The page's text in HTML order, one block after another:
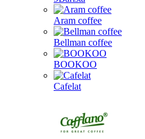
Aram coffee
Bellman coffee
BOOKOO
Cafelat